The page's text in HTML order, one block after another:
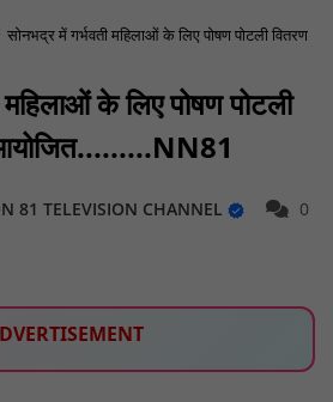
सोनभद्र में गर्भवती महिलाओं के लिए पोषण पोटली वितरण
के लिए पोषण पोटली
81 TELEVISION CHANNEL 0